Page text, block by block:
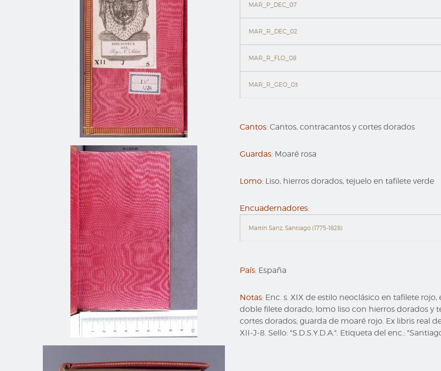
MAR_P_DEC_07
MAR_R_DEC_02
MAR_R_FLO_08
MAR_R_GEO_03
Cantos: Cantos, contracantos y cortes dorados
Guardas: Moaré rosa
Lomo: Liso, hierros dorados, tejuelo en tafilete verde
Encuadernadores:
Martín Sanz, Santiago (1775-1828)
País: España
Notas: Enc. s. XIX de estilo neoclásico en tafilete
doble filete dorado; lomo liso con hierros dorados y
cortes dorados; guarda de moaré rojo. Ex libris real
XII-J-8. Sello: "S.D.S.Y.D.A.". Etiqueta del enc.: